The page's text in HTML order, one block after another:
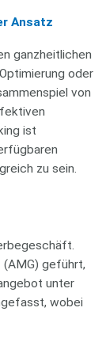
Ansatz
ganzheitlichen
oder
von
ist
zu sein.
(AMG) geführt,
unter
wobei